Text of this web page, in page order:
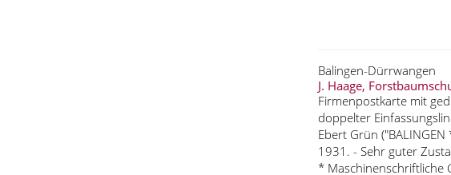
Balingen-Dürrwangen
J. Haage,
Firmenpostkarte mit
doppelter
Ebert Grün
1931. - Sehr guter
* Maschinenschriftliche